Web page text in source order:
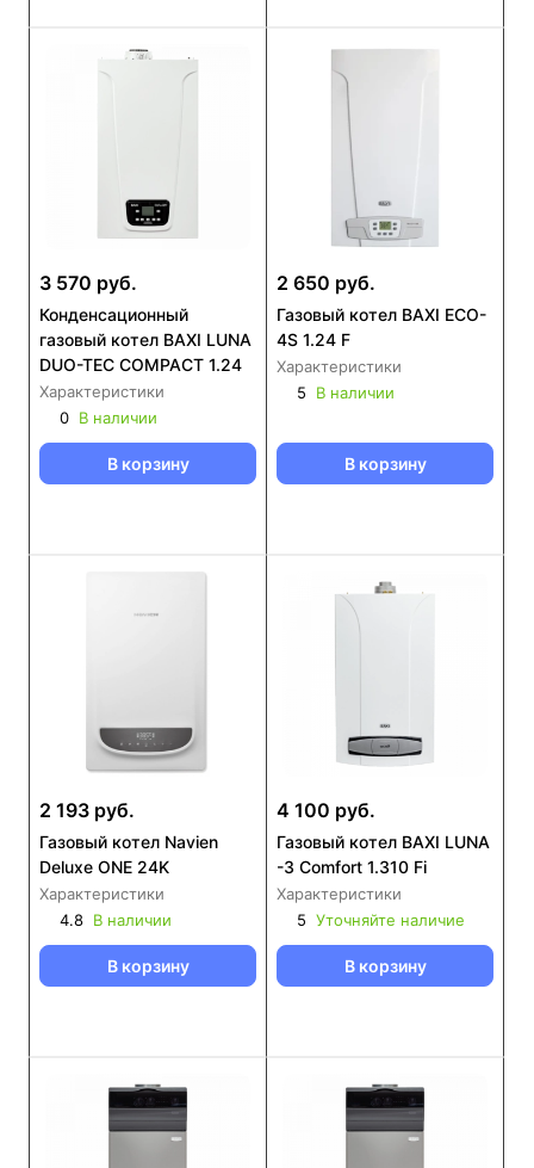
3 570 руб.
Конденсационный
газовый котел BAXI LUNA
DUO-TEC COMPACT 1.24
Характеристики
0 В наличии
В корзину
2 650 руб.
Газовый котел BAXI ECO-
4S 1.24 F
Характеристики
5
В наличии
В корзину
2 193 руб.
Газовый котел Navien
Deluxe ONE 24K
Характеристики
4.8 В наличии
В корзину
4 100 руб.
Газовый котел BAXI LUNA
-3 Comfort 1.310 Fi
Характеристики
5 Уточняйте наличие
В корзину